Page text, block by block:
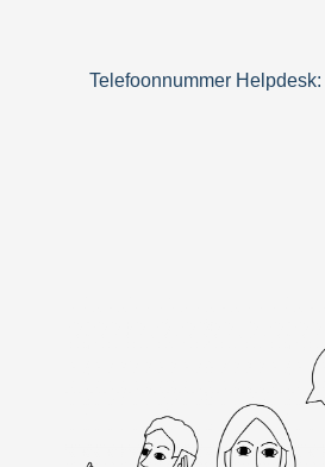
Telefoonnummer Helpdesk: